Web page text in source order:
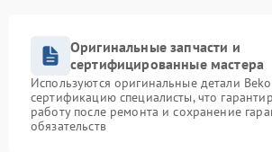
Оригинальные запчасти и
сертифицированные мастера
Используются оригинальные детали
сертификацию специалисты, что
работу после ремонта и сохранение
обязательств